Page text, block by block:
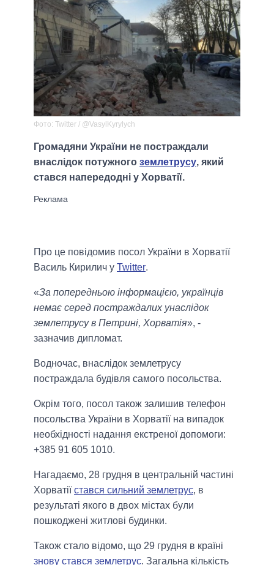
Фото: Twitter / @VasylKyrylych
Громадяни України не постраждали
внаслідок потужного землетрусу, який
стався напередодні у Хорватії.
Про це повідомив посол України в Хорватії
Василь Кирилич у Twitter.
«За попередньою інформацією, українців
немає серед постраждалих унаслідок
землетрусу в Петрині, Хорватія», -
зазначив дипломат.
Водночас, внаслідок землетрусу
постраждала будівля самого посольства.
Окрім того, посол також залишив телефон
посольства України в Хорватії на випадок
необхідності надання екстреної допомоги:
+385 91 605 1010.
Нагадаємо, 28 грудня в центральній частині
Хорватіїстався сильний землетрус, в
результаті якого в двох містах були
пошкоджені житлові будинки.
Також стало відомо, що 29 грудня в країні
знову стався землетрус. Загальна кількість